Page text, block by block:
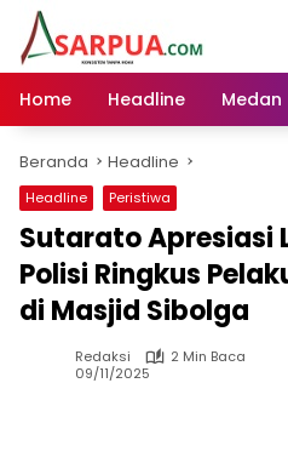
Langsung
konten
Home
Headline Medan
Beranda Headline
Headline Peristiwa
Sutarato Apresiasi
Polisi Ringkus
di Masjid Sibolga
Redaksi
2 Min Baca
09/11/2025